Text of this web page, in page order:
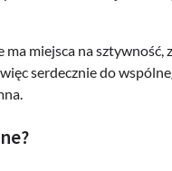
miejsca na sztywność,
serdecznie do